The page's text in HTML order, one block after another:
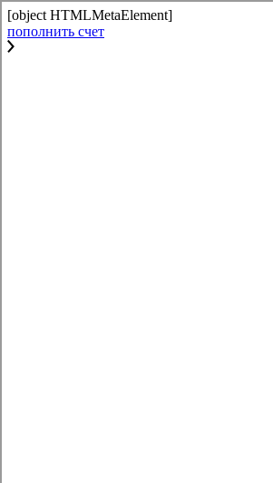
[object HTMLMetaElement]
пополнить счет